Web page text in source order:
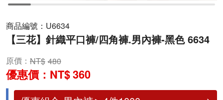
商品編號： U6634
【三花】針織平口褲/四角褲.男內褲-黑色 6634
原價： 480
優惠價： 360